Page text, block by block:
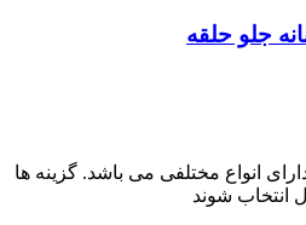
انواع مختلفی می باشد. گزینه ها
شوند